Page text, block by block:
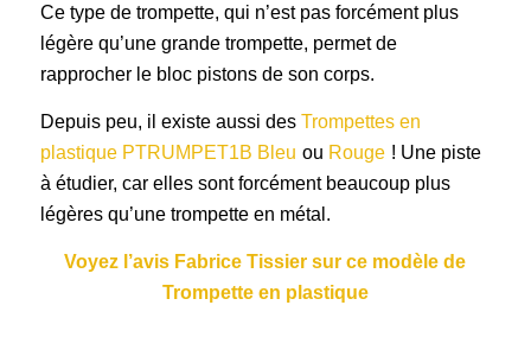
Ce type de trompette, qui n’est pas forcément plus
légère qu’une grande trompette, permet de
rapprocher le bloc pistons de son corps.
Depuis peu, il existe aussi des Trompettes en
plastique PTRUMPET1B Bleu ou Rouge ! Une piste
à étudier, car elles sont forcément beaucoup plus
légères qu’une trompette en métal.
Voyez l’avis Fabrice Tissier sur ce modèle de
Trompette en plastique